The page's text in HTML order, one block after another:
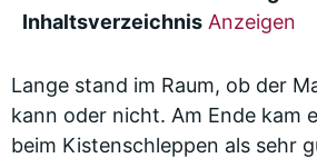
Inhaltsverzeichnis Anzeigen
Lange stand im Raum, ob der
kann oder nicht. Am Ende kam
beim Kistenschleppen als sehr